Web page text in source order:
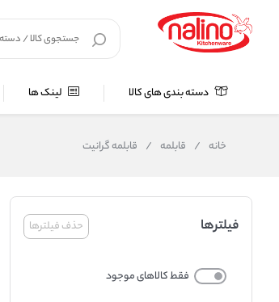
دسته بندی های کالا لینک ها
خانه / قابلمه / قابلمه گرانیت
حذف فیلترها فیلترها
فقط کالاهای موجود